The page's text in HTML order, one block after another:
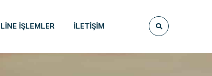
İŞLEMLER İLETIŞIM